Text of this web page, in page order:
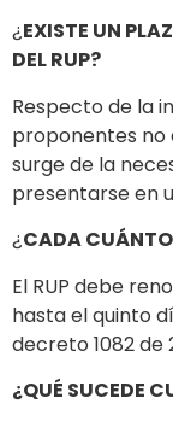
¿EXISTE UN
DEL RUP?
Respecto de la
proponentes no
surge de la
presentarse en
¿CADA CUÁNTO
El RUP debe
hasta el quinto
decreto 1082 de
¿QUÉ SUCEDE